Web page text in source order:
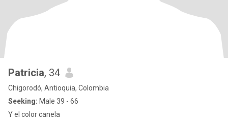
Patricia, 34
Chigorodó, Antioquia, Colombia
Seeking: Male 39 - 66
Y el color canela